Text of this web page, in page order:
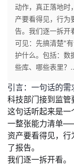
个
人
主
我
的
发
者
我
动作，真正落地
产要看得见，行为
告。我们逐一拆开
可见：先搞清楚"
护什么。包括：数
些库、哪些表里？
引言：一句话的
科技部门接到监
这句话听起来是
一整张能力清单
资产要看得见，
了报告。
我们逐一拆开看。